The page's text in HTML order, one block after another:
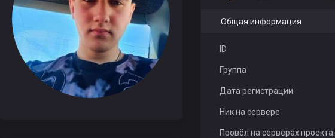
Общая информация
ID
Группа
Дата регистрации
Ник на сервере
Провёл на серверах проекта: